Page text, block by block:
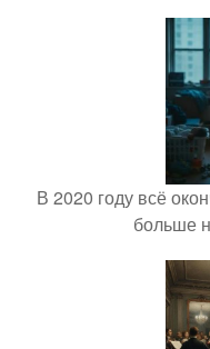
В 2020 году всё
больше